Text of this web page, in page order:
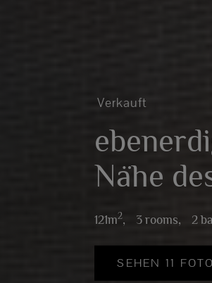
Verkauft
Nähe
121m2, 3 rooms, 2
SEHEN 11